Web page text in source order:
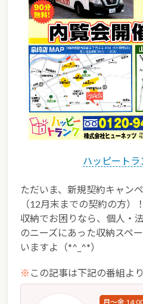
ハッピートラ
ただいま、新規契約キャン
（12月末までの契約の方）
収納でお困りなら、個人・
のニーズにあった収納スペ
いますよ（*^_^*）
※ この記事は下記の番組よ
月～金